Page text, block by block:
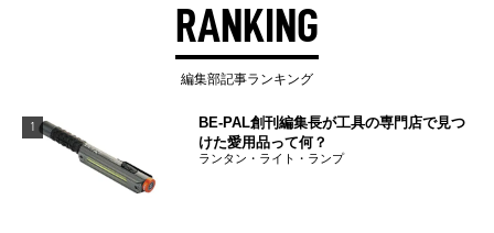
RANKING
編集部記事ランキング
1
BE-PAL創刊編集長が工具の専門店で見つ
けた愛用品って何？
ランタン・ライト・ランプ